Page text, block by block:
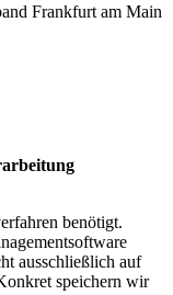
Frankfurt am Main
benötigt.
ausschließlich auf
speichern wir